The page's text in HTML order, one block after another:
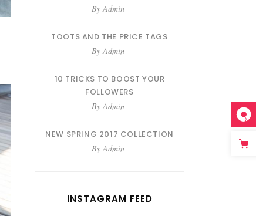
ByAdmin
TOOTS AND THE PRICE TAGS
ByAdmin
10 TRICKS TO BOOST YOUR
FOLLOWERS
ByAdmin
NEW SPRING 2017 COLLECTION
ByAdmin
INSTAGRAM FEED